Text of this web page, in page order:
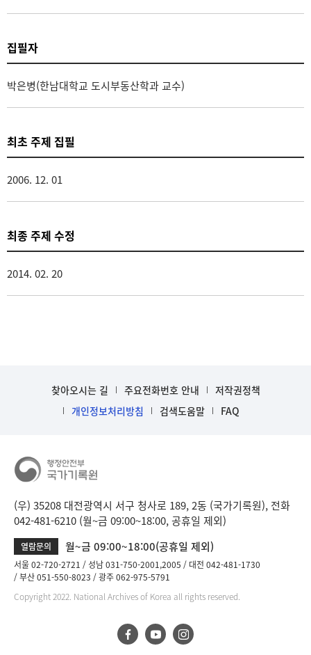
집필자
박은병(한남대학교 도시부동산학과 교수)
최초 주제 집필
2006. 12. 01
최종 주제 수정
2014. 02. 20
찾아오시는 길 주요전화번호 안내
저작권정책
개인정보처리방침
검색도움말 FAQ
(우) 35208 대전광역시 서구 청사로 189, 2동 (국가기록원), 전화
042-481-6210 (월~금 09:00~18:00, 공휴일 제외)
열람문의 월~금 09:00~18:00(공휴일 제외)
서울 02-720-2721 성남 031-750-2001,2005
대전 042-481-1730
부산 051-550-8023
광주 062-975-5791
Copyright 2022. National Archives of Korea all rights reserved.